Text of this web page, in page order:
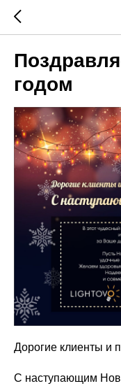
годом
Дорогие клиенты и
С наступающим